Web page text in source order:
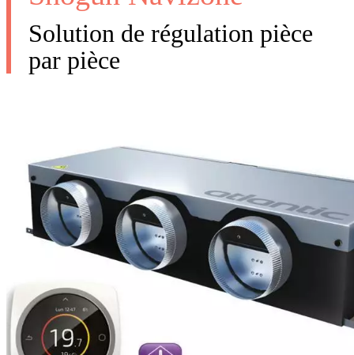
Solution de régulation pièce
par pièce